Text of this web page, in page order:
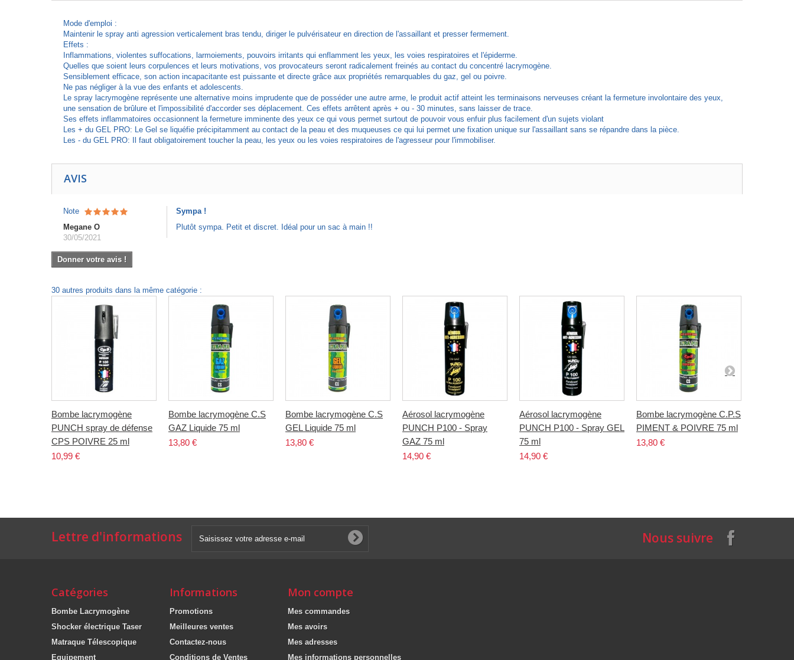
Mode d'emploi :
Maintenir le spray anti agression verticalement bras tendu, diriger le pulvérisateur en direction de l'assaillant et presser fermement.
Effets :
Inflammations, violentes suffocations, larmoiements, pouvoirs irritants qui enflamment les yeux, les voies respiratoires et l'épiderme.
Quelles que soient leurs corpulences et leurs motivations, vos provocateurs seront radicalement freinés au contact du concentré lacrymogène.
Sensiblement efficace, son action incapacitante est puissante et directe grâce aux propriétés remarquables du gaz, gel ou poivre.
Ne pas négliger à la vue des enfants et adolescents.
Le spray lacrymogène représente une alternative moins imprudente que de posséder une autre arme, le produit actif atteint les terminaisons nerveuses créant la fermeture involontaire des yeux,
une sensation de brûlure et l'impossibilité d'accorder ses déplacement. Ces effets arrêtent après + ou - 30 minutes, sans laisser de trace.
Ses effets inflammatoires occasionnent la fermeture imminente des yeux ce qui vous permet surtout de pouvoir vous enfuir plus facilement d'un sujets violant
Les + du GEL PRO: Le Gel se liquéfie précipitamment au contact de la peau et des muqueuses ce qui lui permet une fixation unique sur l'assaillant sans se répandre dans la pièce.
Les - du GEL PRO: Il faut obligatoirement toucher la peau, les yeux ou les voies respiratoires de l'agresseur pour l'immobiliser.
AVIS
Note
Megane O
30/05/2021
Sympa !
Plutôt sympa. Petit et discret. Idéal pour un sac à main !!
Donner votre avis !
30 autres produits dans la même catégorie :
Bombe lacrymogène
PUNCH spray de défense
CPS POIVRE 25 ml
10,99 €
Bombe lacrymogène C.S
GAZ Liquide 75 ml
13,80 €
Bombe lacrymogène C.S
GEL Liquide 75 ml
13,80 €
Aérosol lacrymogène
PUNCH P100 - Spray
GAZ 75 ml
14,90 €
Aérosol lacrymogène
PUNCH P100 - Spray GEL
75 ml
14,90 €
Bombe lacrymogène C.P.S
PIMENT & POIVRE 75 ml
13,80 €
Lettre d'informations Nous suivre
Catégories
Bombe Lacrymogène
Shocker électrique Taser
Matraque Télescopique
Equipement
Informations
Promotions
Meilleures ventes
Contactez-nous
Conditions de Ventes
Mon compte
Mes commandes
Mes avoirs
Mes adresses
Mes informations personnelles